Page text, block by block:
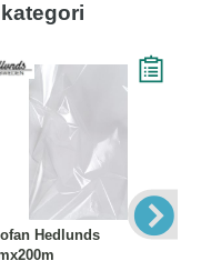
Hedlunds